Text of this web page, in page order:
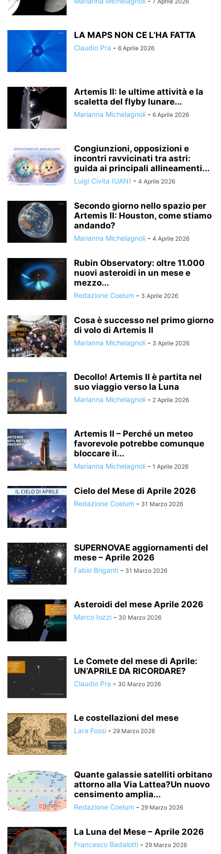
LA MAPS NON CE L’HA FATTA
Claudio Pra - 6 Aprile 2026
Artemis II: le ultime attività e la
scaletta del flyby lunare...
Marianna Michelagnoli - 6 Aprile 2026
Congiunzioni, opposizioni e
incontri ravvicinati tra astri:
guida ai principali allineamenti...
Luigi Civita (UAN) - 4 Aprile 2026
Secondo giorno nello spazio per
Artemis II: Houston, come stiamo
andando?
Marianna Michelagnoli - 4 Aprile 2026
Rubin Observatory: oltre 11.000
nuovi asteroidi in un mese e
mezzo...
Redazione Coelum - 3 Aprile 2026
Cosa è successo nel primo giorno
di volo di Artemis II
Marianna Michelagnoli - 3 Aprile 2026
Decollo! Artemis II è partita nel
suo viaggio verso la Luna
Marianna Michelagnoli - 2 Aprile 2026
Artemis II – Perché un meteo
favorevole potrebbe comunque
bloccare il...
Marianna Michelagnoli - 1 Aprile 2026
Cielo del Mese di Aprile 2026
Redazione Coelum - 31 Marzo 2026
SUPERNOVAE aggiornamenti del
mese – Aprile 2026
Fabio Briganti - 31 Marzo 2026
Asteroidi del mese Aprile 2026
Marco Iozzi - 30 Marzo 2026
Le Comete del mese di Aprile:
UN’APRILE DA RICORDARE?
Claudio Pra - 30 Marzo 2026
Le costellazioni del mese
Lara Fossi - 29 Marzo 2026
Quante galassie satelliti orbitano
attorno alla Via Lattea?Un nuovo
censimento amplia...
Redazione Coelum - 29 Marzo 2026
La Luna del Mese – Aprile 2026
Francesco Badalotti - 29 Marzo 2026